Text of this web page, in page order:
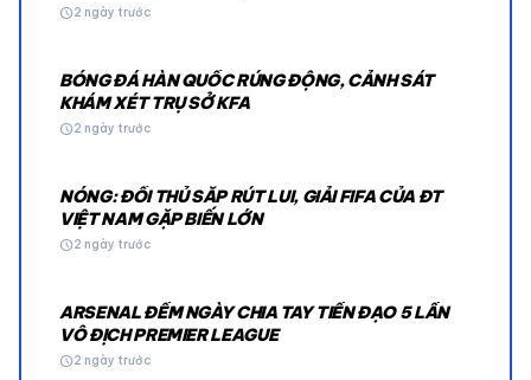
schedule2 ngày trước
BÓNG ĐÁ HÀN QUỐC RÚNG ĐỘNG, CẢNH SÁT
KHÁM XÉT TRỤ SỞ KFA
schedule2 ngày trước
NÓNG: ĐỐI THỦ SẮP RÚT LUI, GIẢI FIFA CỦA ĐT
VIỆT NAM GẶP BIẾN LỚN
schedule2 ngày trước
ARSENAL ĐẾM NGÀY CHIA TAY TIỀN ĐẠO 5 LẦN
VÔ ĐỊCH PREMIER LEAGUE
schedule2 ngày trước